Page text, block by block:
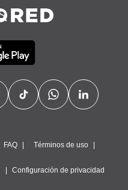
FAQ Términos de uso
Configuración de privacidad